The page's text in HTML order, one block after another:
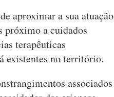
aproximar a sua atuação
próximo a cuidados
terapêuticas
existentes no território.
associados